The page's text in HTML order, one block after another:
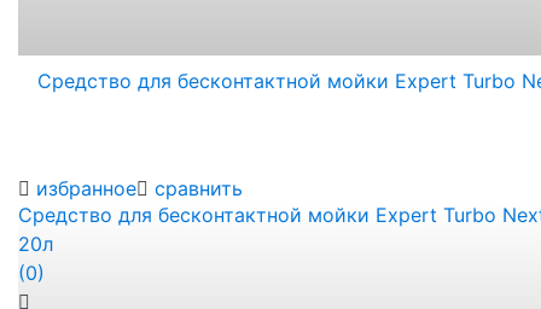
избранное сравнить
Средство для бесконтактной мойки Expert Turbo
20л
(0)